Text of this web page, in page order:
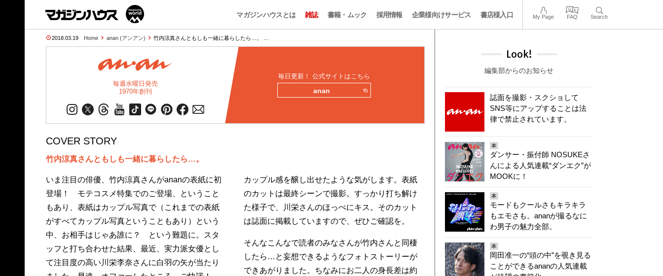
マガジンハウスとは 雑誌 書籍・ムック 採用情報 企業様向けサービス 書店様入口 My Page FAQ Search
2018.03.19 Home anan (アンアン) 竹内涼真さんともしも一緒に暮らしたら…。 …
毎週水曜日発売
1970年創刊
毎日更新！ 公式サイトはこちら
anan
COVER STORY
竹内涼真さんともしも一緒に暮らしたら…。
いま注目の俳優、竹内涼真さんがananの表紙に初
登場！ モテコスメ特集でのご登場、ということ
もあり、表紙はカップル写真で（これまでの表紙
がすべてカップル写真ということもあり）という
中、お相手はじゃあ誰に？ という難題に。スタ
ッフと打ち合わせた結果、最近、実力派女優とし
て注目度の高い川栄李奈さんに白羽の矢が当たり
カップル感を醸し出せたような気がします。表紙
のカットは最終シーンで撮影。すっかり打ち解け
た様子で、川栄さんのほっぺにキス。そのカット
は誌面に掲載していますので、ぜひご確認を。
そんなこんなで読者のみなさんが竹内さんと同棲
したら…と妄想できるようなフォトストーリーが
できあがりました。ちなみにお二人の身長差は約
Look!
編集部からのお知らせ
誌面を撮影・スクショして
SNS等にアップすることは法
律で禁止されています。
本
ダンサー・振付師 NOSUKEさ
んによる人気連載“ダンエク”が
MOOKに！
本
モードもクールさもキラキラ
もエモさも。ananが撮るなに
わ男子の魅力全部。
本
岡田准一の“頭の中”を覗き見る
ことができるananの人気連載